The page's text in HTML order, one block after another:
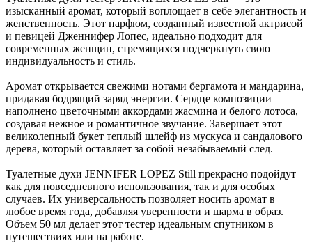
изысканный аромат, который воплощает в себе элегантность и
женственность. Этот парфюм, созданный известной актрисой
и певицей Дженнифер Лопес, идеально подходит для
современных женщин, стремящихся подчеркнуть свою
индивидуальность и стиль.
Аромат открывается свежими нотами бергамота и мандарина,
придавая бодрящий заряд энергии. Сердце композиции
наполнено цветочными аккордами жасмина и белого лотоса,
создавая нежное и романтичное звучание. Завершает этот
великолепный букет теплый шлейф из мускуса и сандалового
дерева, который оставляет за собой незабываемый след.
Туалетные духи JENNIFER LOPEZ Still прекрасно подойдут
как для повседневного использования, так и для особых
случаев. Их универсальность позволяет носить аромат в
любое время года, добавляя уверенности и шарма в образ.
Объем 50 мл делает этот тестер идеальным спутником в
путешествиях или на работе.